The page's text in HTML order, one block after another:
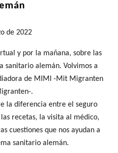
de 2022
y por la mañana, sobre las
sanitario alemán. Volvimos a
de MIMI -Mit Migranten
.
la diferencia entre el seguro
recetas, la visita al médico,
cuestiones que nos ayudan a
sanitario alemán.